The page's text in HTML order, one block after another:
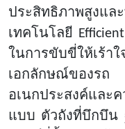
ประสิทธิภาพสูงแล
เทคโนโลยี
ในการขับขี่ให้เร้า
เอกลักษณ์ของ
อเนกประสงค์และ
แบบ ตัวถังที่บึกบึน